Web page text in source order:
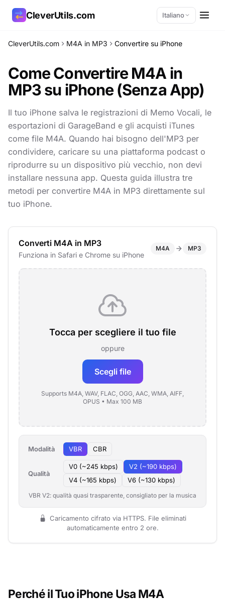
CleverUtils.com Italiano
CleverUtils.com M4A in MP3 Convertire su iPhone
Come Convertire M4A in
MP3su iPhone (Senza App)
Il tuo iPhone salva le registrazioni di Memo Vocali, le
esportazioni di GarageBand e gli acquisti iTunes
come file M4A. Quando hai bisogno dell'MP3 per
condividere, caricare su una piattaforma podcast o
riprodurre su un dispositivo più vecchio, non devi
installare nessuna app. Questa guida illustra tre
metodi per convertire M4A in MP3 direttamente sul
tuo iPhone.
Converti M4A in MP3
Funziona in Safari e Chrome su iPhone
M4A MP3
Tocca per scegliere il tuo file
oppure
Scegli file
Supports M4A, WAV, FLAC, OGG, AAC, WMA, AIFF,
OPUS • Max 100 MB
Modalità VBR CBR
Qualità
V0 (~245 kbps)
V2 (~190 kbps)
V4 (~165 kbps)
V6 (~130 kbps)
VBR V2: qualità quasi trasparente, consigliato per la musica
Caricamento cifrato via HTTPS. File eliminati
automaticamente entro 2 ore.
Perché il Tuo iPhone Usa M4A
Copia link
Email